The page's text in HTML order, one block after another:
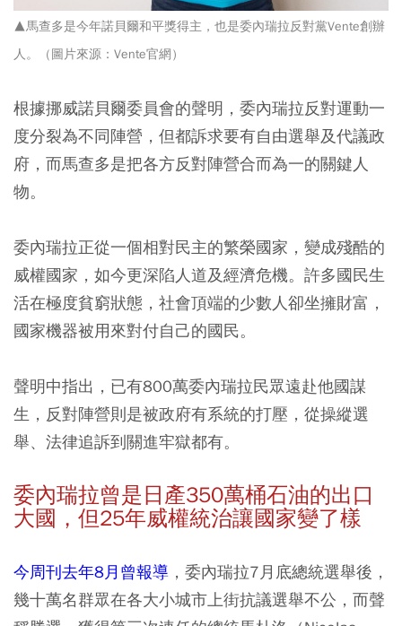
▲馬查多是今年諾貝爾和平獎得主，也是委內瑞拉反對黨Vente創辦
人。
（圖片來源：Vente官網）
根據挪威諾貝爾委員會的聲明，委內瑞拉反對運動一
度分裂為不同陣營，但都訴求要有自由選舉及代議政
府，而馬查多是把各方反對陣營合而為一的關鍵人
物。
委內瑞拉正從一個相對民主的繁榮國家，變成殘酷的
威權國家，如今更深陷人道及經濟危機。許多國民生
活在極度貧窮狀態，社會頂端的少數人卻坐擁財富，
國家機器被用來對付自己的國民。
聲明中指出，已有800萬委內瑞拉民眾遠赴他國謀
生，反對陣營則是被政府有系統的打壓，從操縱選
舉、法律追訴到關進牢獄都有。
委內瑞拉曾是日產350萬桶石油的出口
大國，但25年威權統治讓國家變了樣
今周刊去年8月曾報導 ，委內瑞拉7月底總統選舉後，
幾十萬名群眾在各大小城市上街抗議選舉不公，而聲